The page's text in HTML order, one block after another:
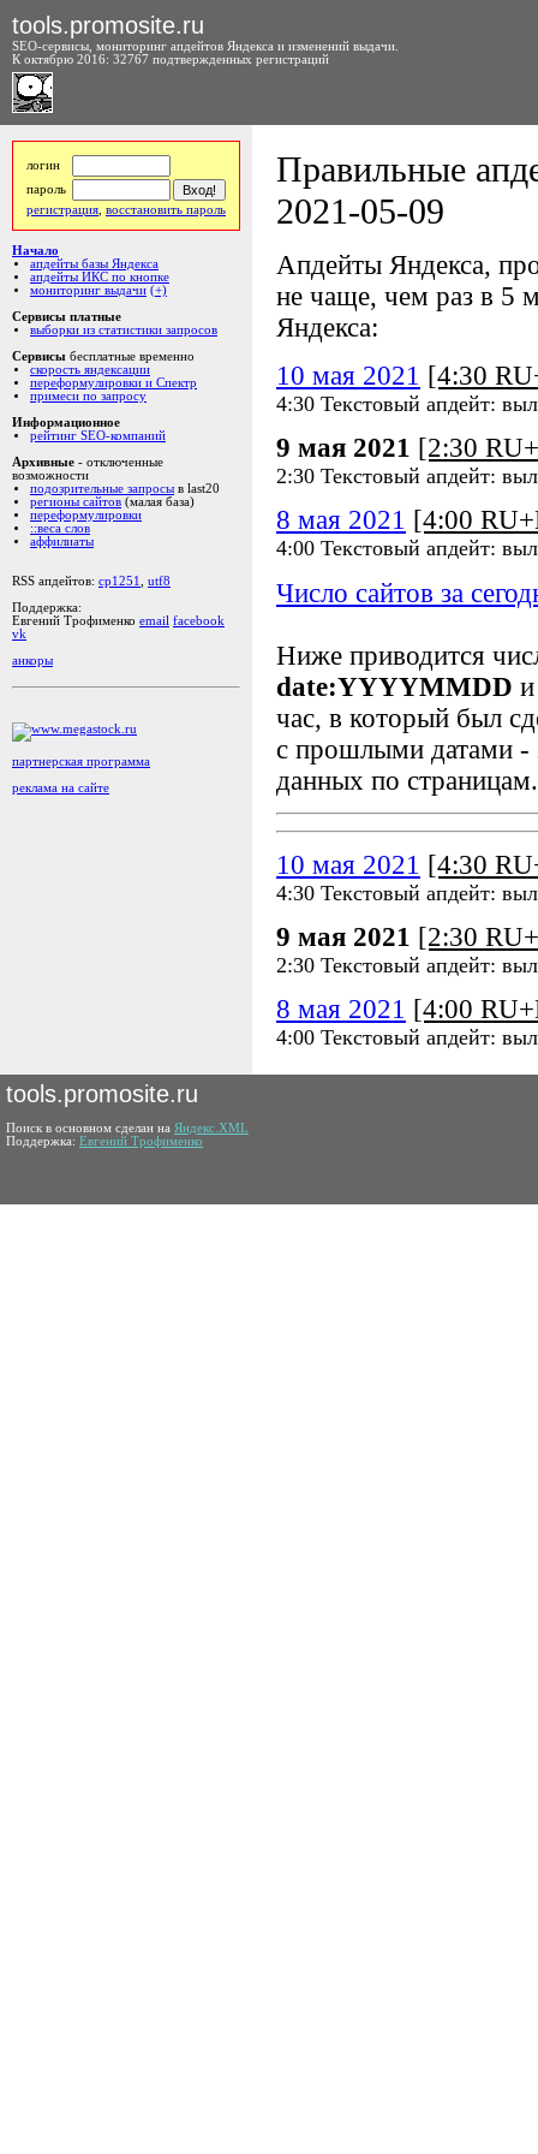
tools.promosite.ru
SEO-сервисы, мониторинг апдейтов Яндекса и изменений выдачи.
К октябрю 2016: 32767 подтвержденных регистраций
логин
пароль
регистрация восстановить пароль
Начало
апдейты базы Яндекса
апдейты ИКС по кнопке
мониторинг выдачи (+)
Сервисы платные
выборки из статистики запросов
Сервисы бесплатные временно
скорость яндексации
переформулировки и Спектр
примеси по запросу
Информационное
рейтинг SEO-компаний
Архивные - отключенные
возможности
подозрительные запросы в last20
регионы сайтов (малая база)
переформулировки
::веса слов
аффилиаты
RSS апдейтов: cp1251
utf8
Поддержка:
Евгений Трофименко email facebook
vk
анкоры
партнерская программа
реклама на сайте
Правильные
2021-05-09
Апдейты Яндекса,
не чаще, чем раз в 5
Яндекса:
10 мая 2021 [4:30
4:30 Текстовый апдейт:
9 мая 2021 [2:30
2:30 Текстовый апдейт:
8 мая 2021 [4:00
4:00 Текстовый апдейт:
Число сайтов за
Ниже приводится
date:YYYYMMDD
час, в который был
с прошлыми датами -
данных по страницам.
10 мая 2021 [4:30
4:30 Текстовый апдейт:
9 мая 2021 [2:30
2:30 Текстовый апдейт:
8 мая 2021 [4:00
4:00 Текстовый апдейт:
tools.promosite.ru
Поиск в основном сделан на Яндекс.XML
Поддержка: Евгений Трофименко